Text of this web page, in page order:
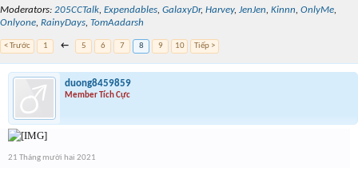
Moderators: 205CCTalk, Expendables, GalaxyDr, Harvey, JenJen, Kinnn, OnlyMe,
Onlyone, RainyDays, TomAadarsh
< Trước 1 ← 5 6 7 8 9 10 Tiếp >
duong8459859
Member Tích Cực
21 Tháng mười hai 2021